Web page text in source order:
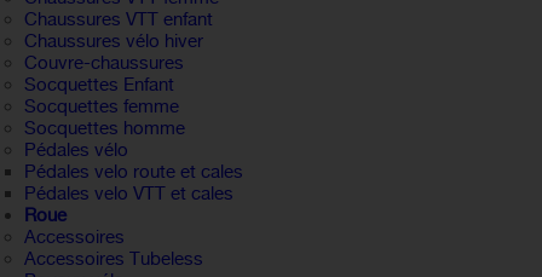
Chaussures VTT enfant
Chaussures vélo hiver
Couvre-chaussures
Socquettes Enfant
Socquettes femme
Socquettes homme
Pédales vélo
Pédales velo route et cales
Pédales velo VTT et cales
Roue
Accessoires
Accessoires Tubeless